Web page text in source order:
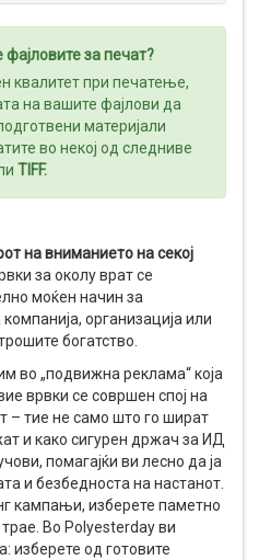
фајловите за печат?
квалитет при печатење,
на вашите фајлови да
материјали
во некој од следниве
TIFF.
на вниманието на секој
за околу врат се
моќен начин за
организација или
богатство.
во „подвижна реклама“ која
врвки се совршен спој на
– тие не само што го шират
и како сигурен држач за ИД
помагајќи ви лесно да ја
и безбедноста на настанот.
кампањи, изберете паметно
Во Polyesterday ви
изберете од готовите